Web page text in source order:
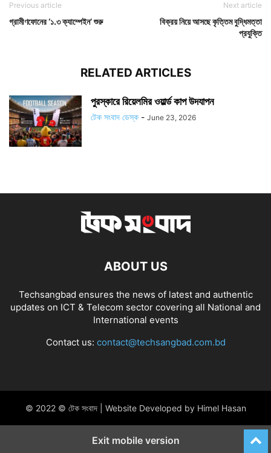
Previous article
গ্রামীণফোনের ‘১.৩ ক্যাম্পেইন’ শুরু
Next article
বিক্রয় নিয়ে আসছে কৃত্তিম বুদ্ধিমত্তা
প্রযুক্তি
RELATED ARTICLES
পুরস্কারে রিয়েলমির ওয়ার্ল্ড কাপ উদযাপন
টেক সংবাদ ডেস্ক - June 23, 2026
ABOUT US
Techsangbad ensures the news of latest and authentic
updates on ICT & Telecom sector covering all National and
International events
Contact us: contact@techsangbad.com.bd
© 2022 © টেক সংবাদ | Website Developed by Himel Hasan
Exit mobile version